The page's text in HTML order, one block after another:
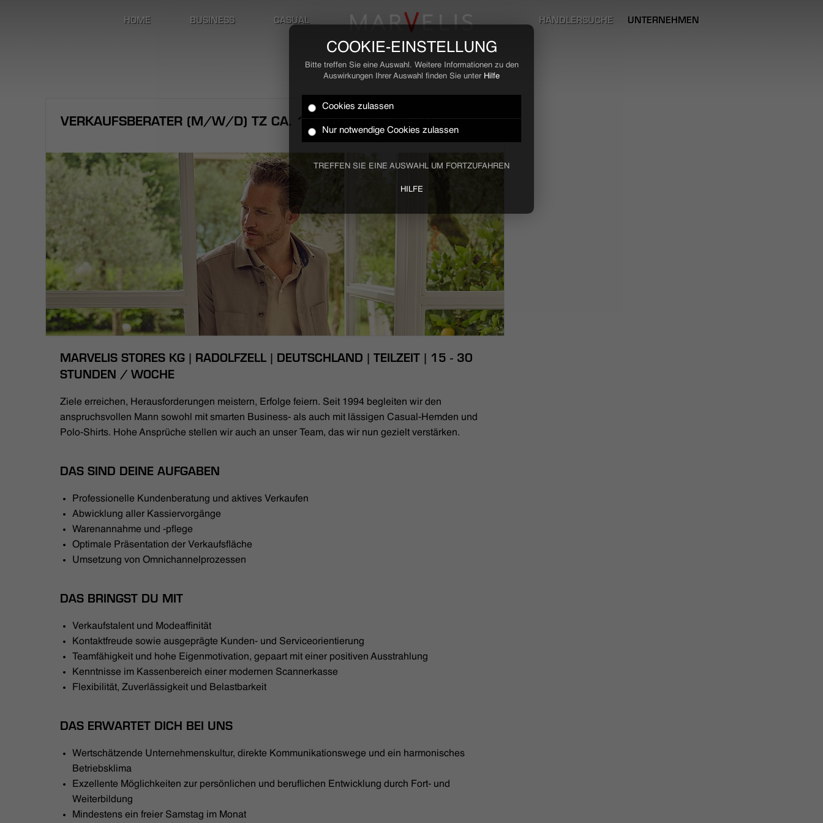
COOKIE-EINSTELLUNG
Bitte treffen Sie eine Auswahl. Weitere Informationen zu den
Auswirkungen Ihrer Auswahl finden Sie unter Hilfe
Cookies zulassen
Nur notwendige Cookies zulassen
TREFFEN SIE EINE AUSWAHL UM FORTZUFAHREN
HILFE
HOME BUSINESS CASUAL UNTERNEHMEN
HÄNDLERSUCHE
VERKAUFSBERATER (M/W/D) TZ CA. 15 - 30 STD. / WOCHE
MARVELIS STORES KG | RADOLFZELL | DEUTSCHLAND | TEILZEIT | 15 - 30
STUNDEN / WOCHE
Ziele erreichen, Herausforderungen meistern, Erfolge feiern. Seit 1994 begleiten wir den
anspruchsvollen Mann sowohl mit smarten Business- als auch mit lässigen Casual-Hemden und
Polo-Shirts. Hohe Ansprüche stellen wir auch an unser Team, das wir nun gezielt verstärken.
DAS SIND DEINE AUFGABEN
Professionelle Kundenberatung und aktives Verkaufen
Abwicklung aller Kassiervorgänge
Warenannahme und -pflege
Optimale Präsentation der Verkaufsfläche
Umsetzung von Omnichannelprozessen
DAS BRINGST DU MIT
Verkaufstalent und Modeaffinität
Kontaktfreude sowie ausgeprägte Kunden- und Serviceorientierung
Teamfähigkeit und hohe Eigenmotivation, gepaart mit einer positiven Ausstrahlung
Kenntnisse im Kassenbereich einer modernen Scannerkasse
Flexibilität, Zuverlässigkeit und Belastbarkeit
DAS ERWARTET DICH BEI UNS
Wertschätzende Unternehmenskultur, direkte Kommunikationswege und ein harmonisches
Betriebsklima
Exzellente Möglichkeiten zur persönlichen und beruflichen Entwicklung durch Fort- und
Weiterbildung
Mindestens ein freier Samstag im Monat